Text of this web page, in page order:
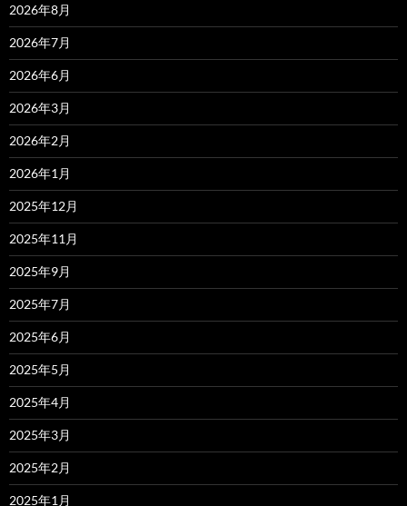
2026年8月
2026年7月
2026年6月
2026年3月
2026年2月
2026年1月
2025年12月
2025年11月
2025年9月
2025年7月
2025年6月
2025年5月
2025年4月
2025年3月
2025年2月
2025年1月